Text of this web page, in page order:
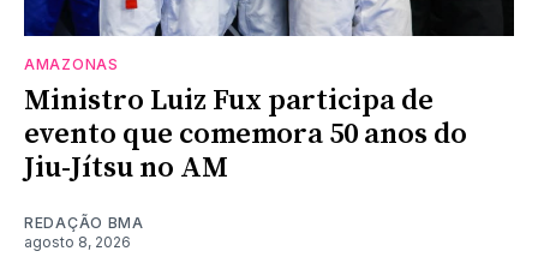
AMAZONAS
Ministro Luiz Fux participa de
evento que comemora 50 anos do
Jiu-Jítsu no AM
REDAÇÃO BMA
agosto 8, 2026